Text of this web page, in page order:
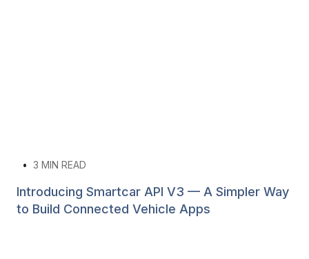
• 3 MIN READ
Introducing Smartcar API V3 — A Simpler Way
to Build Connected Vehicle Apps